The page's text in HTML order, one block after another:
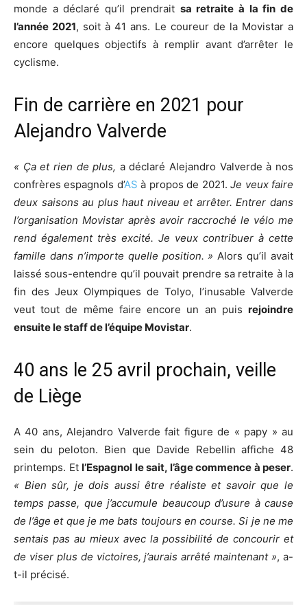
monde a déclaré qu’il prendrait sa retraite à la fin de
l’année 2021, soit à 41 ans. Le coureur de la Movistar a
encore quelques objectifs à remplir avant d’arrêter le
cyclisme.
Fin de carrière en 2021 pour
Alejandro Valverde
« Ça et rien de plus, a déclaré Alejandro Valverde à nos
confrères espagnols d’AS à propos de 2021.Je veux faire
deux saisons au plus haut niveau et arrêter. Entrer dans
l’organisation Movistar après avoir raccroché le vélo me
rend également très excité. Je veux contribuer à cette
famille dans n’importe quelle position. »Alors qu’il avait
laissé sous-entendre qu’il pouvait prendre sa retraite à la
fin des Jeux Olympiques de Tolyo, l’inusable Valverde
veut tout de même faire encore un an puis rejoindre
ensuite le staff de l’équipe Movistar.
40 ans le 25 avril prochain, veille
de Liège
A 40 ans, Alejandro Valverde fait figure de « papy » au
sein du peloton. Bien que Davide Rebellin affiche 48
printemps. Et l’Espagnol le sait, l’âge commence à peser.
« Bien sûr, je dois aussi être réaliste et savoir que le
temps passe, que j’accumule beaucoup d’usure à cause
de l’âge et que je me bats toujours en course. Si je ne me
sentais pas au mieux avec la possibilité de concourir et
de viser plus de victoires, j’aurais arrêté maintenant », a-
t-il précisé.